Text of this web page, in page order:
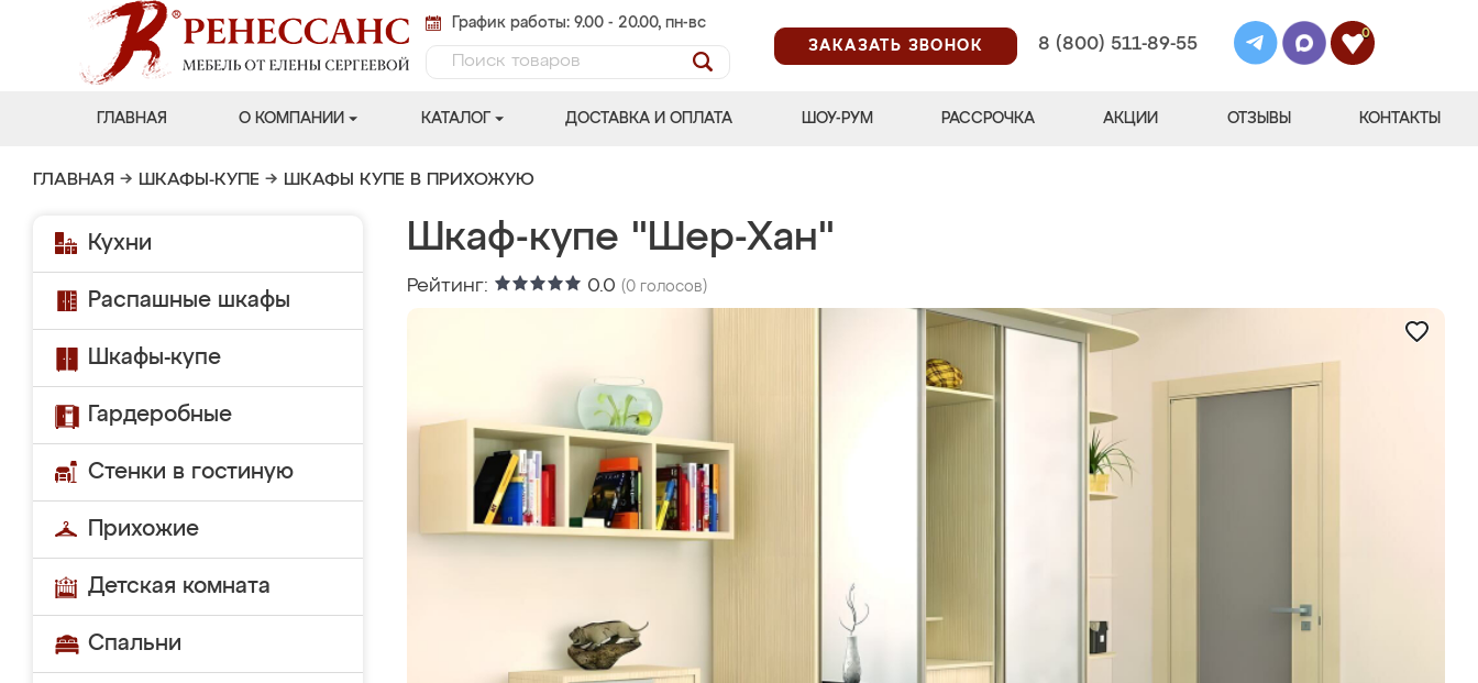
График работы: 9.00 - 20.00, пн-вс
ЗАКАЗАТЬ ЗВОНОК
8 (800) 511-89-55
0
ГЛАВНАЯ О КОМПАНИИ КАТАЛОГ ДОСТАВКА И ОПЛАТА ШОУ-РУМ РАССРОЧКА АКЦИИ ОТЗЫВЫ КОНТАКТЫ
ГЛАВНАЯ → ШКАФЫ-КУПЕ → ШКАФЫ КУПЕ В ПРИХОЖУЮ
Кухни
Распашные шкафы
Шкафы-купе
Гардеробные
Стенки в гостиную
Прихожие
Детская комната
Спальни
Шкаф-купе "Шер-Хан"
Рейтинг: 0.0 (0 голосов)